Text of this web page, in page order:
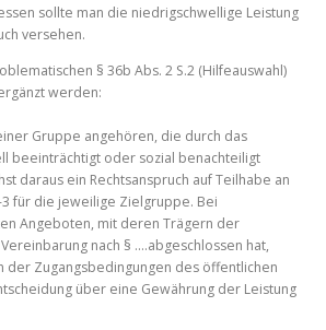
sollte man die niedrigschwellige Leistung
versehen.
§ 36b Abs. 2 S.2 (Hilfeauswahl)
werden:
Gruppe angehören, die durch das
beeinträchtigt oder sozial benachteiligt
daraus ein Rechtsanspruch auf Teilhabe an
für die jeweilige Zielgruppe. Bei
Angeboten, mit deren Trägern der
nach § ….abgeschlossen hat,
der Zugangsbedingungen des öffentlichen
über eine Gewährung der Leistung